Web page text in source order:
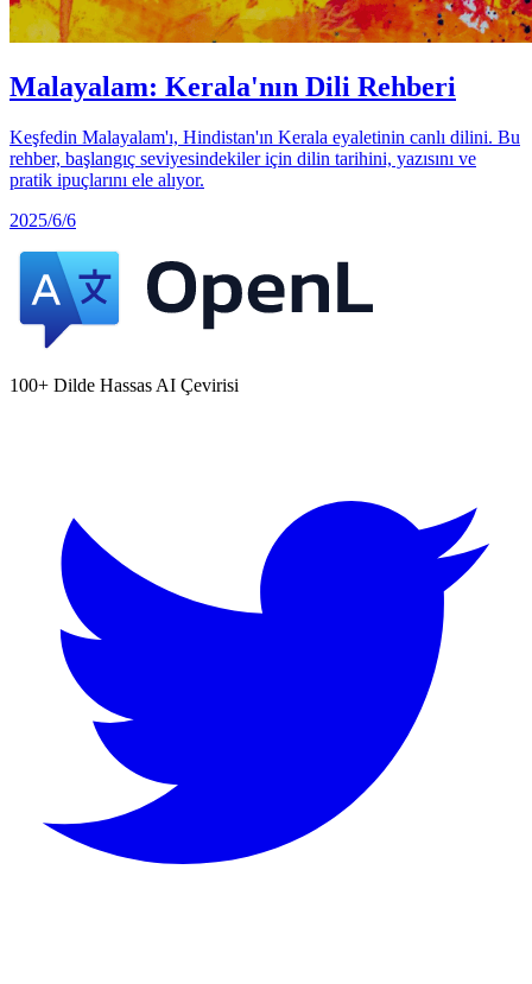
Malayalam: Kerala'nın Dili Rehberi
Keşfedin Malayalam'ı, Hindistan'ın Kerala eyaletinin canlı dilini. Bu
rehber, başlangıç seviyesindekiler için dilin tarihini, yazısını ve
pratik ipuçlarını ele alıyor.
2025/6/6
100+ Dilde Hassas AI Çevirisi